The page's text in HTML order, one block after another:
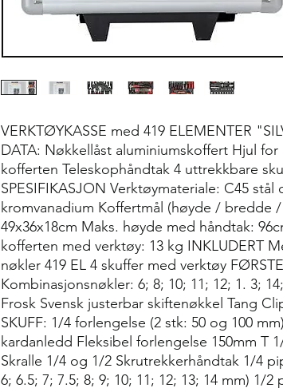
VERKTØYKASSE med 419 ELEMENTER
DATA: Nøkkellåst aluminiumskoffert Hjul
kofferten Teleskophåndtak 4 uttrekkbare
SPESIFIKASJON Verktøymateriale: C45 stål
kromvanadium Koffertmål (høyde / bredde
49x36x18cm Maks. høyde med håndtak:
kofferten med verktøy: 13 kg INKLUDERT
nøkler 419 EL 4 skuffer med verktøy
Kombinasjonsnøkler: 6; 8; 10; 11; 12; 1. 3;
Frosk Svensk justerbar skiftenøkkel Tang
SKUFF: 1/4 forlengelse (2 stk: 50 og 100
kardanledd Fleksibel forlengelse 150mm T
Skralle 1/4 og 1/2 Skrutrekkerhåndtak 1/4
6; 6.5; 7; 7.5; 8; 9; 10; 11; 12; 13; 14 mm) 1/2